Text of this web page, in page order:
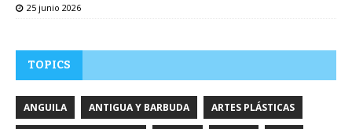
25 junio 2026
TOPICS
ANGUILA ANTIGUA Y BARBUDA ARTES PLÁSTICAS